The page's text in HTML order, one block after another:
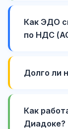
Как ЭДО
по НДС
Долго ли
Как
Диадоке?